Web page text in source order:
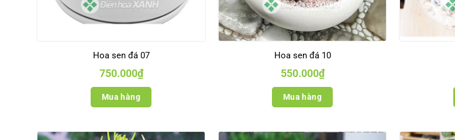
Hoa sen đá 07
750.000₫
Mua hàng
Hoa sen đá 10
550.000₫
Mua hàng